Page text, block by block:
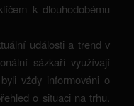
k dlouhodobému
události a trend v
sázkaři využívají
vždy informováni o
o situaci na trhu.